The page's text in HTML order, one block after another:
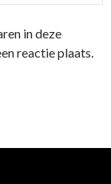
in deze
reactie plaats.